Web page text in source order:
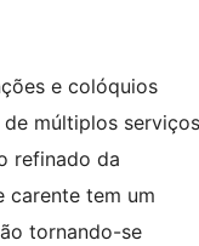
e colóquios
múltiplos
refinado da
carente tem um
tornando-se